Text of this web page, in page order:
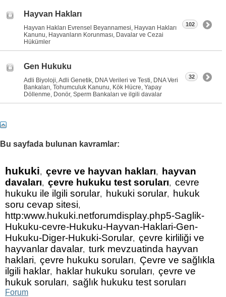
Hayvan Hakları
Hayvan Hakları Evrensel Beyannamesi, Hayvan Hakları
Kanunu, Hayvanların Korunması, Davalar ve Cezai
Hükümler
102
Gen Hukuku
Adli Biyoloji, Adli Genetik, DNA Verileri ve Testi, DNA Veri
Bankaları, Tohumculuk Kanunu, Kök Hücre, Yapay
Döllenme, Donör, Sperm Bankaları ve ilgili davalar
32
Bu sayfada bulunan kavramlar:
hukuki, çevre ve hayvan hakları, hayvan
davaları, çevre hukuku test soruları, cevre
hukuku ile ilgili sorular, hukuki sorular, hukuk
soru cevap sitesi,
http:www.hukuki.netforumdisplay.php5-Saglik-
Hukuku-cevre-Hukuku-Hayvan-Haklari-Gen-
Hukuku-Diger-Hukuki-Sorular, çevre kirliliği ve
hayvanlar davalar, turk mevzuatinda hayvan
haklari, çevre hukuku soruları, Çevre ve sağlıkla
ilgili haklar, haklar hukuku soruları, çevre ve
hukuk soruları, sağlık hukuku test soruları
Forum